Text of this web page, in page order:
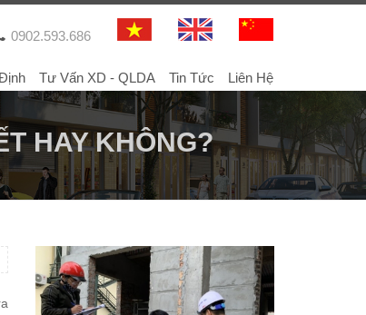
0902.593.686
Tư Vấn XD - QLDA Tin Tức Liên Hệ
HAY KHÔNG?